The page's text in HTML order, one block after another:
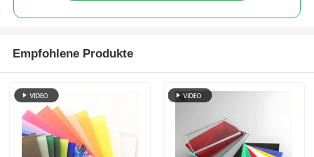
Empfohlene Produkte